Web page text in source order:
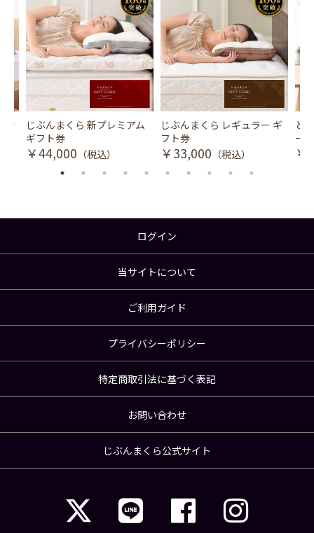
冷
じぶんまくら 新プレミアム
ギフト券
￥44,000 （税込）
じぶんまくら レギュラー ギ
フト券
￥33,000 （税込）
と
ース
￥
ログイン
当サイトについて
ご利用ガイド
プライバシーポリシー
特定商取引法に基づく表記
お問い合わせ
じぶんまくら公式サイト